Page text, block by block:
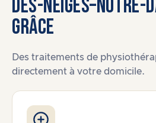
DES-NEIGES–NOTRE-
GRÂCE
Des traitements de
directement à votre domicile.